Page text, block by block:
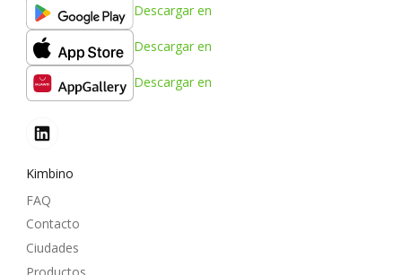
Descargar en
Descargar en
Descargar en
Kimbino
FAQ
Contacto
Ciudades
Productos